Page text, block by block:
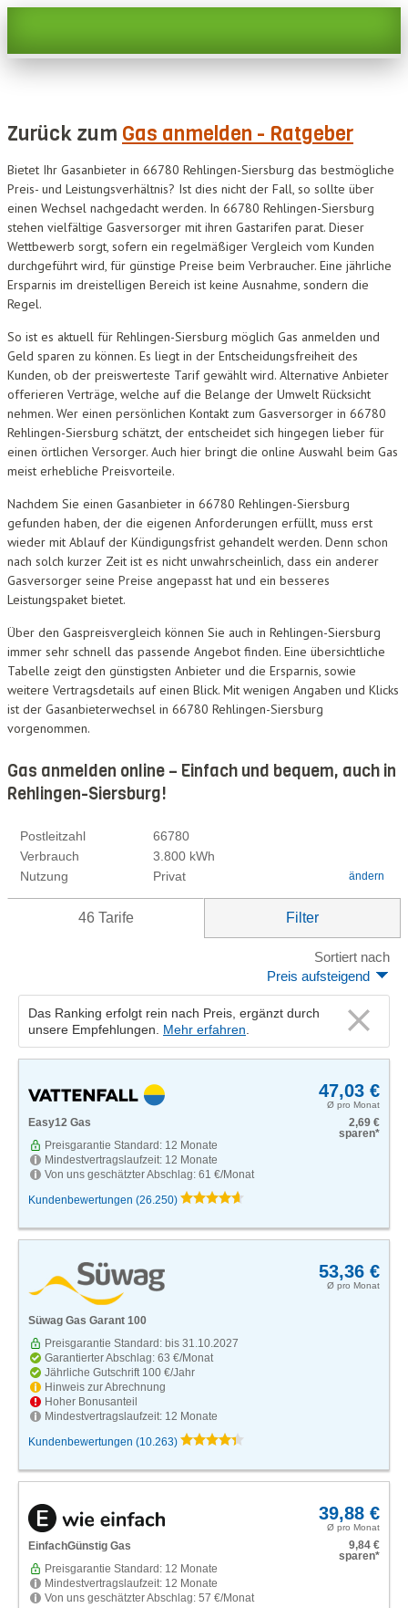
Zurück zum Gas anmelden - Ratgeber
Bietet Ihr Gasanbieter in 66780 Rehlingen-Siersburg das bestmögliche
Preis- und Leistungsverhältnis? Ist dies nicht der Fall, so sollte über
einen Wechsel nachgedacht werden. In 66780 Rehlingen-Siersburg
stehen vielfältige Gasversorger mit ihren Gastarifen parat. Dieser
Wettbewerb sorgt, sofern ein regelmäßiger Vergleich vom Kunden
durchgeführt wird, für günstige Preise beim Verbraucher. Eine jährliche
Ersparnis im dreistelligen Bereich ist keine Ausnahme, sondern die
Regel.
So ist es aktuell für Rehlingen-Siersburg möglich Gas anmelden und
Geld sparen zu können. Es liegt in der Entscheidungsfreiheit des
Kunden, ob der preiswerteste Tarif gewählt wird. Alternative Anbieter
offerieren Verträge, welche auf die Belange der Umwelt Rücksicht
nehmen. Wer einen persönlichen Kontakt zum Gasversorger in 66780
Rehlingen-Siersburg schätzt, der entscheidet sich hingegen lieber für
einen örtlichen Versorger. Auch hier bringt die online Auswahl beim Gas
meist erhebliche Preisvorteile.
Nachdem Sie einen Gasanbieter in 66780 Rehlingen-Siersburg
gefunden haben, der die eigenen Anforderungen erfüllt, muss erst
wieder mit Ablauf der Kündigungsfrist gehandelt werden. Denn schon
nach solch kurzer Zeit ist es nicht unwahrscheinlich, dass ein anderer
Gasversorger seine Preise angepasst hat und ein besseres
Leistungspaket bietet.
Über den Gaspreisvergleich können Sie auch in Rehlingen-Siersburg
immer sehr schnell das passende Angebot finden. Eine übersichtliche
Tabelle zeigt den günstigsten Anbieter und die Ersparnis, sowie
weitere Vertragsdetails auf einen Blick. Mit wenigen Angaben und Klicks
ist der Gasanbieterwechsel in 66780 Rehlingen-Siersburg
vorgenommen.
Gas anmelden online – Einfach und bequem, auch in
Rehlingen-Siersburg!